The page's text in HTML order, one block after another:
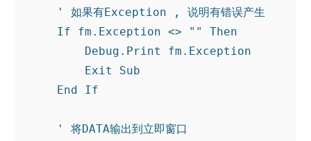
' 如果有Exception , 说明有错误产生
If fm.Exception <> ""
Then
        Debug.Print fm.Exception
Exit
Sub
End
If
' 将DATA输出到立即窗口